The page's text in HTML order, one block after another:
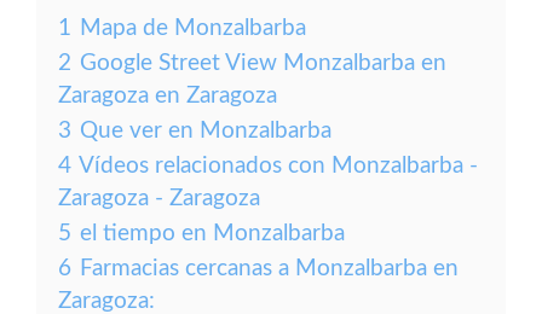
1 Mapa de Monzalbarba
2 Google Street View Monzalbarba en
Zaragoza en Zaragoza
3 Que ver en Monzalbarba
4 Vídeos relacionados con Monzalbarba -
Zaragoza - Zaragoza
5 el tiempo en Monzalbarba
6 Farmacias cercanas a Monzalbarba en
Zaragoza: